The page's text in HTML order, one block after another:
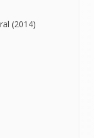
(2014)